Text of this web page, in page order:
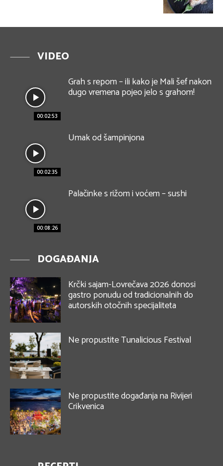
VIDEO
00:02:53
Grah s repom – ili kako je Mali šef nakon
dugo vremena pojeo jelo s grahom!
00:02:35
Umak od šampinjona
00:08:26
Palačinke s rižom i voćem – sushi
DOGAĐANJA
Krčki sajam-Lovrečava 2026 donosi
gastro ponudu od tradicionalnih do
autorskih otočnih specijaliteta
Ne propustite Tunalicious Festival
Ne propustite događanja na Rivijeri
Crikvenica